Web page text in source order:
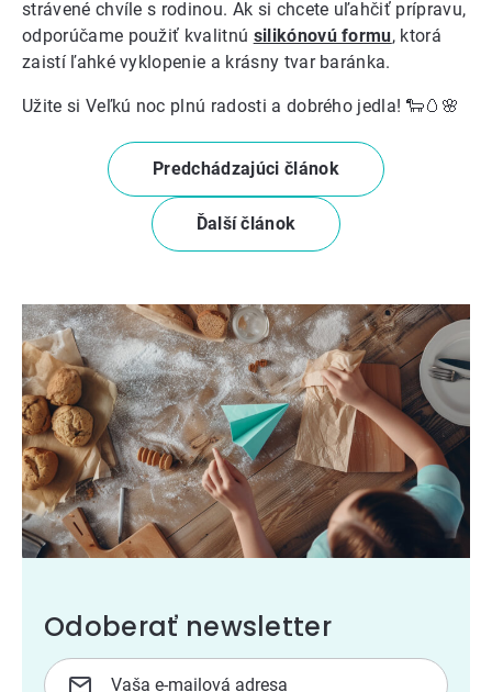
strávené chvíle s rodinou. Ak si chcete uľahčiť prípravu,
odporúčame použiť kvalitnú silikónovú formu, ktorá
zaistí ľahké vyklopenie a krásny tvar baránka.
Užite si Veľkú noc plnú radosti a dobrého jedla! 🐑🥚🌸
Predchádzajúci článok
Ďalší článok
Odoberať newsletter